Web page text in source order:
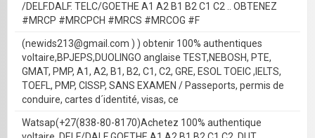
/DELF.DALF. TELC/GOETHE A1 A2 B1 B2 C1 C2 .. OBTENEZ
#MRCP #MRCPCH #MRCS #MRCOG #F
(newids213@gmail.com ) ) obtenir 100% authentiques
voltaire,BPJEPS,DUOLINGO anglaise TEST,NEBOSH, PTE,
GMAT, PMP, A1, A2, B1, B2, C1, C2, GRE, ESOL TOEIC ,IELTS,
TOEFL, PMP, CISSP, SANS EXAMEN / Passeports, permis de
conduire, cartes d´identité, visas, ce
Watsap(+27(838-80-8170)Achetez 100% authentique